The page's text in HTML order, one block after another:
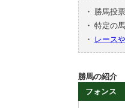
・
勝馬投
・ 特定の
・
レース
勝馬の紹介
フォンス